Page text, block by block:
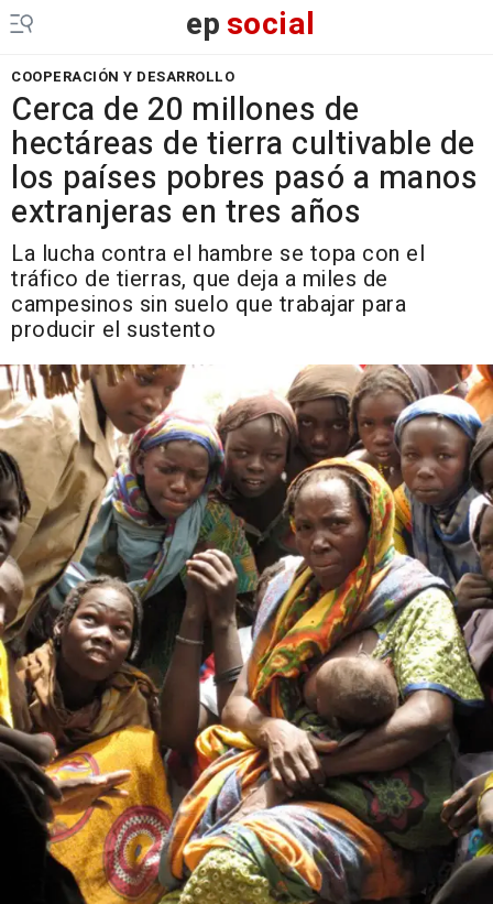
epsocial
COOPERACIÓN Y DESARROLLO
Cerca de 20 millones de
hectáreas de tierra cultivable de
los países pobres pasó a manos
extranjeras en tres años
La lucha contra el hambre se topa con el
tráfico de tierras, que deja a miles de
campesinos sin suelo que trabajar para
producir el sustento